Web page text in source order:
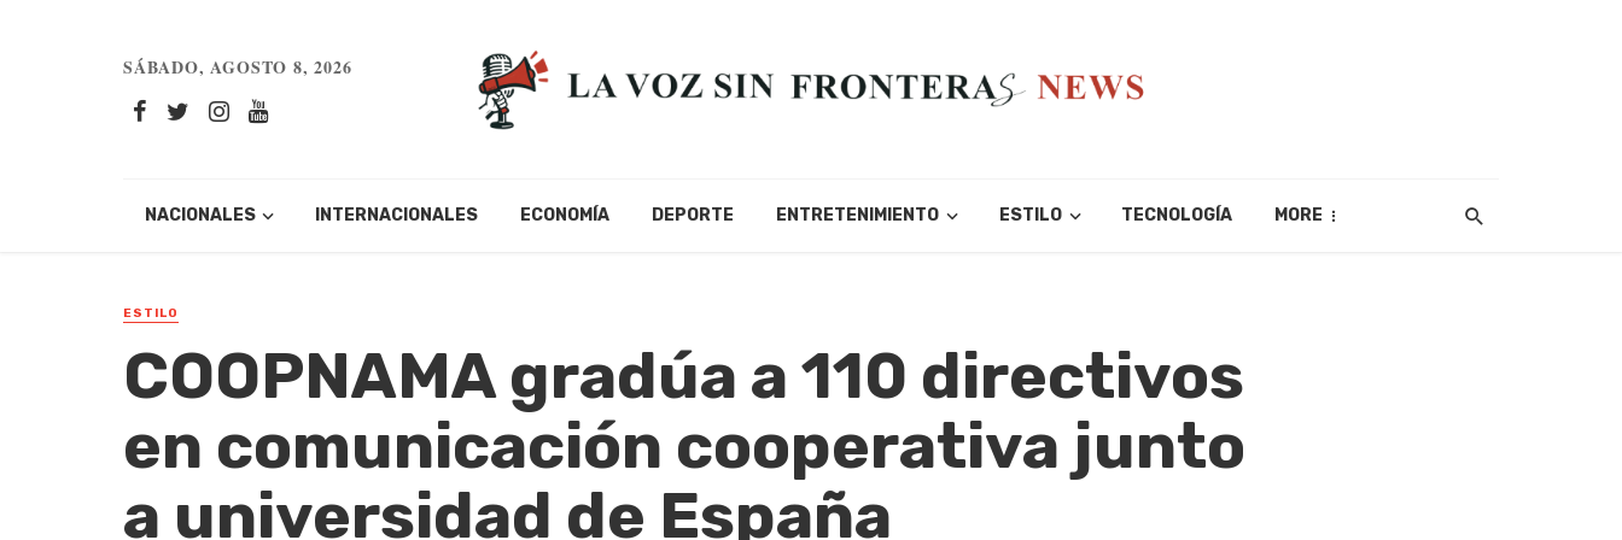
SÁBADO, AGOSTO 8, 2026
NACIONALES INTERNACIONALES ECONOMÍA DEPORTE ENTRETENIMIENTO ESTILO TECNOLOGÍA MORE
ESTILO
COOPNAMA gradúa a 110 directivos
en comunicación cooperativa junto
a universidad de España